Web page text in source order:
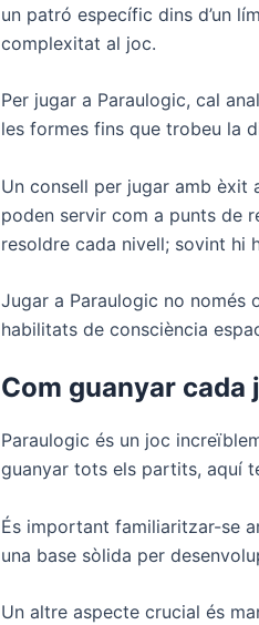
un patró específic dins d’un
complexitat al joc.
Per jugar a Paraulogic, cal
les formes fins que trobeu la
Un consell per jugar amb èxit
poden servir com a punts de
resoldre cada nivell; sovint hi
Jugar a Paraulogic no només
habilitats de consciència
Com guanyar cada
Paraulogic és un joc
guanyar tots els partits, aquí
És important familiaritzar-se
una base sòlida per
Un altre aspecte crucial és